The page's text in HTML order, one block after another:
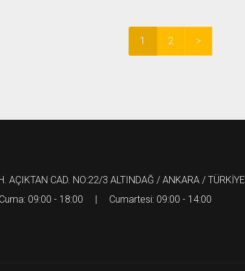
1 2 >
AÇIKTAN CAD. NO:22/3 ALTINDAĞ / ANKARA / TÜRKİYE
09:00 - 18:00 | Cumartesi: 09:00 - 14:00